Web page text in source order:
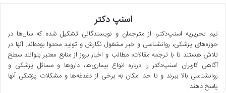
اسنپ دکتر
تیم تحریریه اسنپ‌دکتر، از مترجمان و نویسندگانی تشکیل شده که سال‌ها در
حوزه‌های پزشکی، روانشناسی و خبر مشغول نگارش و تولید محتوا بوده‌اند. آنها در
تلاش هستند تا با ترجمه مقالات، مطالب و اخبار بروز از منابع معتبر بتوانند سطح
آگاهی کاربران اسنپ‌دکتر را درباره انواع بیماری‌ها، داروها و مسائل پزشکی و
روانشناسی بالا ببرند و تا حد امکان به برخی از دغدغه‌ها و مشکلات پزشکی آنها
پاسخ دهند.